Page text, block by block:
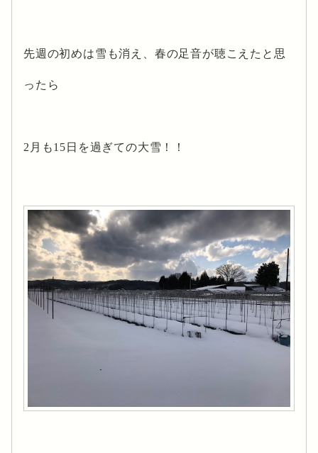
先週の初めは雪も消え、春の足音が聴こえたと思
ったら
2月も15日を過ぎての大雪！！